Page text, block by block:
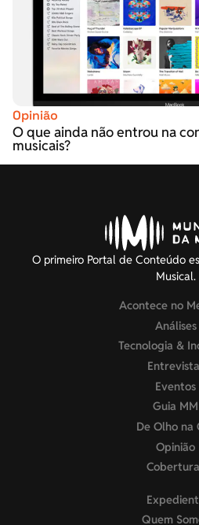
Opinião
O que ainda não entrou na
musicais?
O primeiro Portal de Conteúdo
Musical.
Acontece no
Análises
Tecnologia &
Eventos
Guia MM
De Olho na
Opinião
Quem